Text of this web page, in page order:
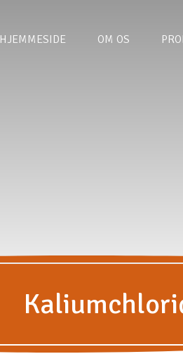
HJEMMESIDE OM OS